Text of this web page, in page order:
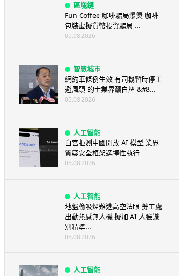
區塊鏈
Fun Coffee 咖啡騙局爆煲 咖啡
包裝虛擬貨幣投資騙局 ...
05.08.2026
智慧城市
網約車條例生效 有司機暫時停工
避風頭 的士業界籲白牌 &#8...
05.08.2026
人工智能
白宮拒測中國開放 AI 模型 業界
質疑安全框架選擇性執行
05.08.2026
人工智能
地盤偷吸煙難逃高空法眼 勞工處
出動熱感無人機 擬加 AI 人臉識
別精準...
05.08.2026
人工智能